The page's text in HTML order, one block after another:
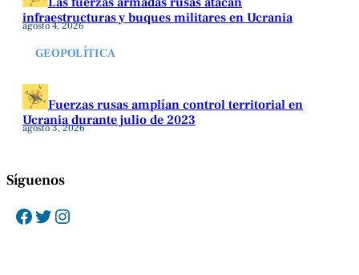
infraestructuras y buques militares en Ucrania
agosto 4, 2026
GEOPOLÍTICA
Fuerzas rusas amplían control territorial en
Ucrania durante julio de 2023
agosto 3, 2026
Síguenos
Facebook Twitter Instagram